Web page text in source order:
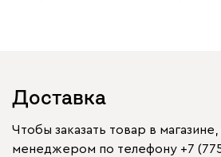
Доставка
Чтобы заказать товар в
менеджером по телефону +7